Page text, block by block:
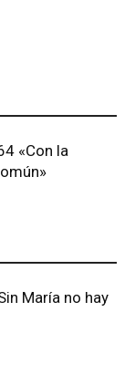
«Con la
María no hay